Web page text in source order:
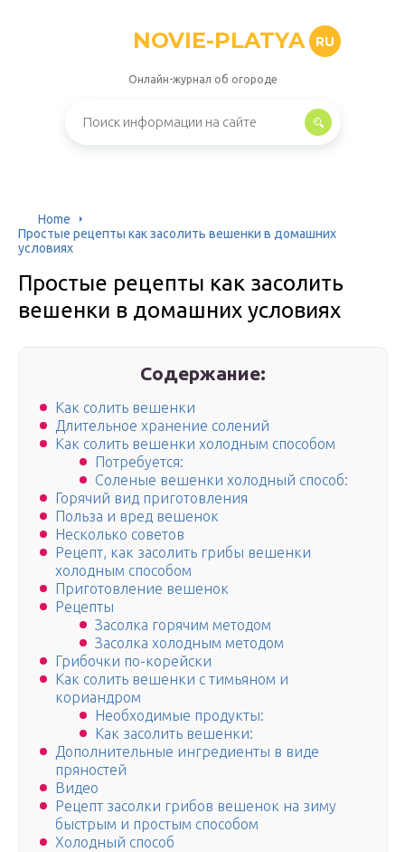
NOVIE-PLATYA RU
Онлайн-журнал об огороде
Home
Простые рецепты как засолить вешенки в домашних
условиях
Простые рецепты как засолить
вешенки в домашних условиях
Содержание:
Как солить вешенки
Длительное хранение солений
Как солить вешенки холодным способом
Потребуется:
Соленые вешенки холодный способ:
Горячий вид приготовления
Польза и вред вешенок
Несколько советов
Рецепт, как засолить грибы вешенки
холодным способом
Приготовление вешенок
Рецепты
Засолка горячим методом
Засолка холодным методом
Грибочки по-корейски
Как солить вешенки с тимьяном и
кориандром
Необходимые продукты:
Как засолить вешенки:
Дополнительные ингредиенты в виде
пряностей
Видео
Рецепт засолки грибов вешенок на зиму
быстрым и простым способом
Холодный способ